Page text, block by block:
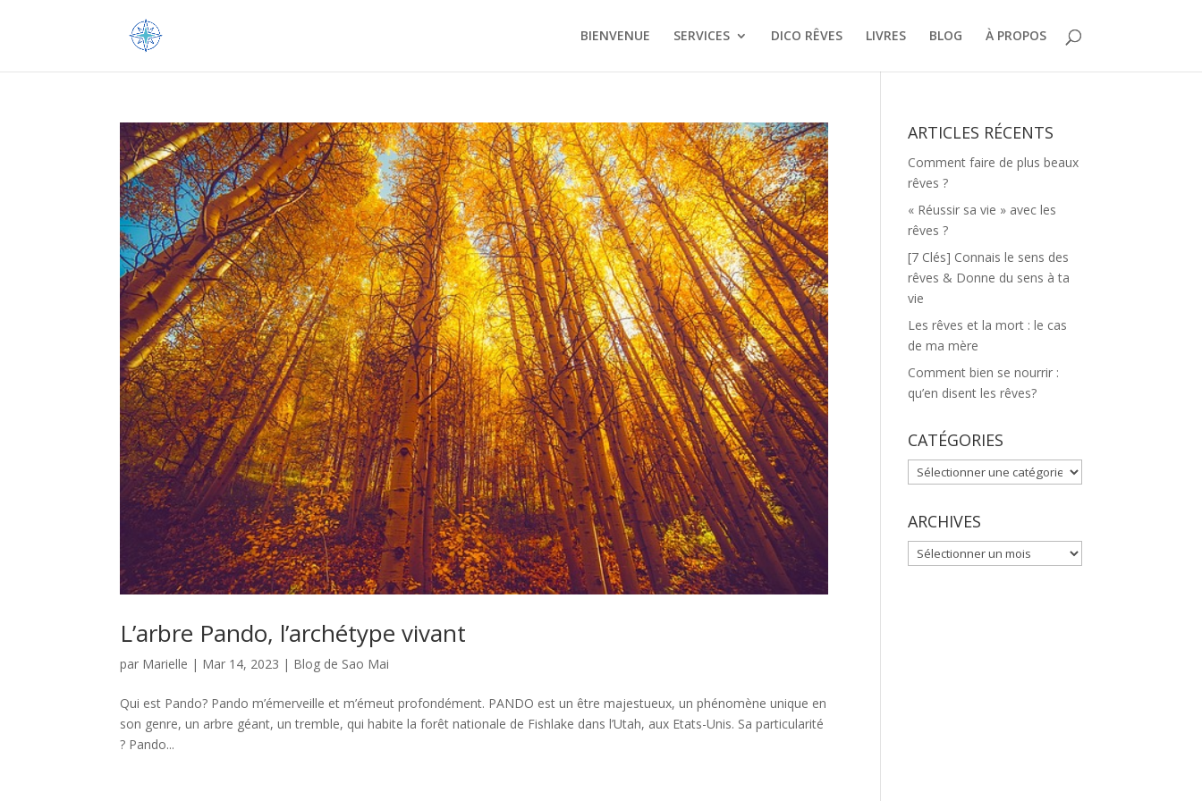
BIENVENUE SERVICES DICO RÊVES LIVRES BLOG À PROPOS
L’arbre Pando, l’archétype vivant
par Marielle | Mar 14, 2023 | Blog de Sao Mai
Qui est Pando? Pando m’émerveille et m’émeut profondément. PANDO est un être majestueux, un phénomène unique en
son genre, un arbre géant, un tremble, qui habite la forêt nationale de Fishlake dans l’Utah, aux Etats-Unis. Sa particularité
? Pando...
ARTICLES RÉCENTS
Comment faire de plus beaux
rêves ?
« Réussir sa vie » avec les
rêves ?
[7 Clés] Connais le sens des
rêves & Donne du sens à ta
vie
Les rêves et la mort : le cas
de ma mère
Comment bien se nourrir :
qu’en disent les rêves?
CATÉGORIES
CATÉGORIES
ARCHIVES
ARCHIVES